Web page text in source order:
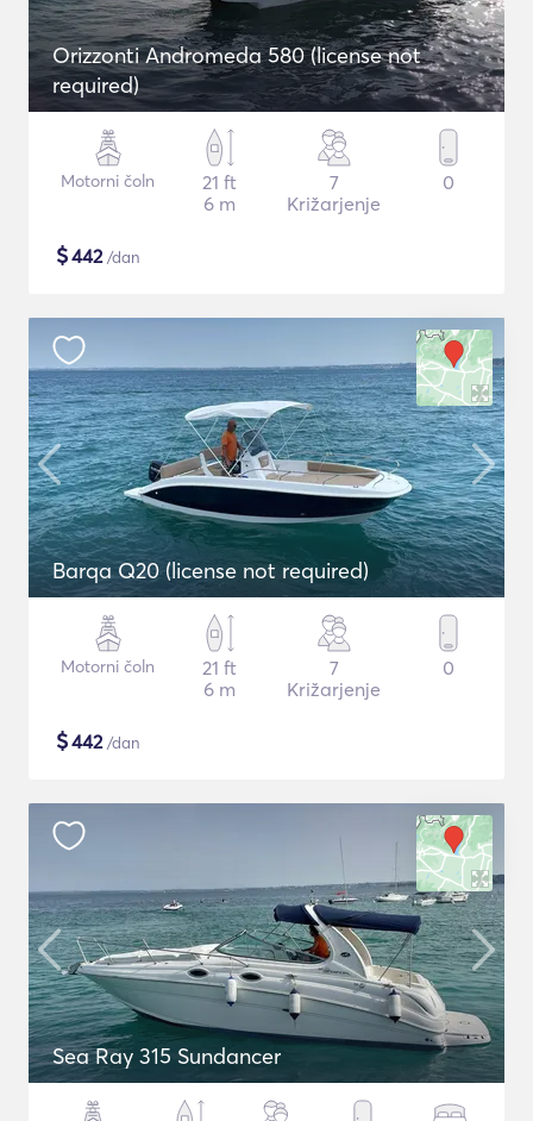
Orizzonti Andromeda 580 (license not
required)
Motorni čoln
21 ft
6 m
7
Križarjenje
0
$442/dan
Barqa Q20 (license not required)
Motorni čoln
21 ft
6 m
7
Križarjenje
0
$442/dan
Sea Ray 315 Sundancer